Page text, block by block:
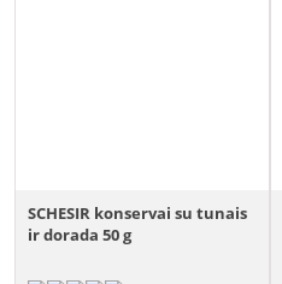
SCHESIR konservai su tunais
ir dorada 50 g